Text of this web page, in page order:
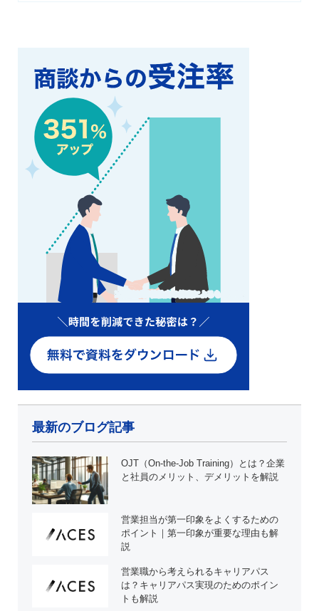
最新のブログ記事
OJT（On-the-Job Training）とは？企業
と社員のメリット、デメリットを解説
営業担当が第一印象をよくするための
ポイント｜第一印象が重要な理由も解
説
営業職から考えられるキャリアパス
は？キャリアパス実現のためのポイン
トも解説